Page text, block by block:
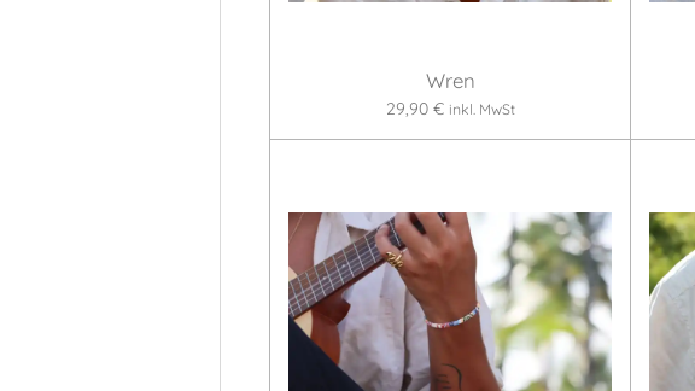
Wren
29,90 € inkl. MwSt